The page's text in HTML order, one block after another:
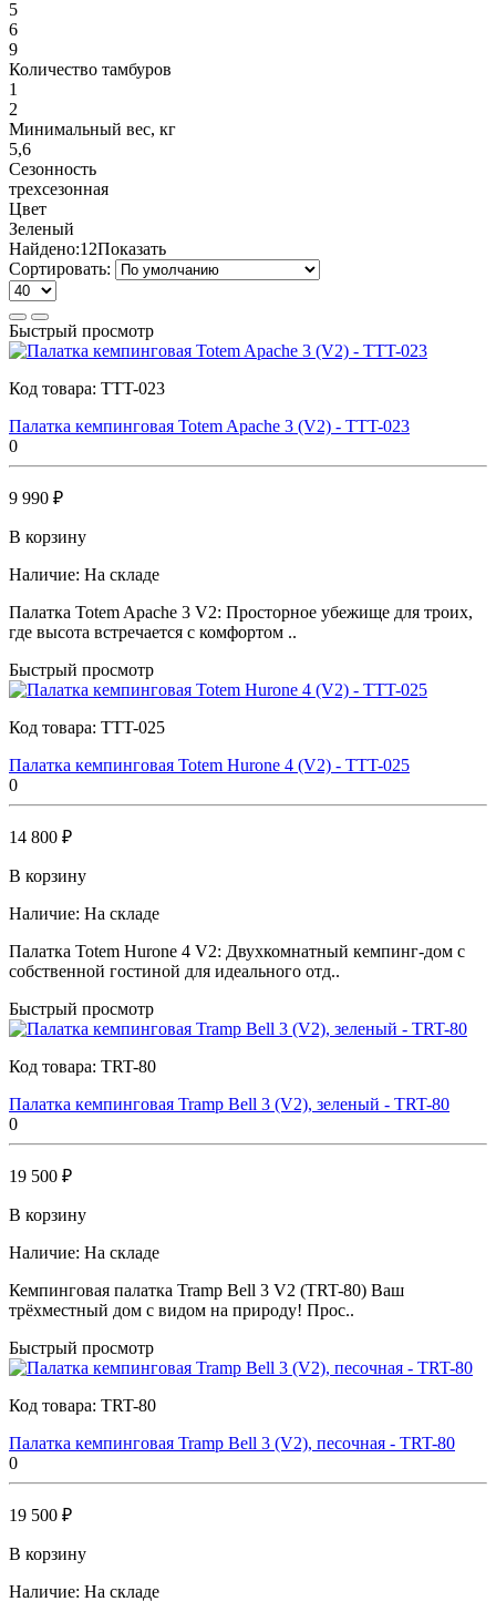
5
6
9
Количество тамбуров
1
2
Минимальный вес, кг
5,6
Сезонность
трехсезонная
Цвет
Зеленый
Найдено:12Показать
Сортировать:
Быстрый просмотр
Код товара: TTT-023
Палатка кемпинговая Totem Apache 3 (V2) - TTT-023
0
9 990 ₽
В корзину
Наличие: На складе
Палатка Totem Apache 3 V2: Просторное убежище для троих,
где высота встречается с комфортом ..
Быстрый просмотр
Код товара: TTT-025
Палатка кемпинговая Totem Hurone 4 (V2) - TTT-025
0
14 800 ₽
В корзину
Наличие: На складе
Палатка Totem Hurone 4 V2: Двухкомнатный кемпинг-дом с
собственной гостиной для идеального отд..
Быстрый просмотр
Код товара: TRT-80
Палатка кемпинговая Tramp Bell 3 (V2), зеленый - TRT-80
0
19 500 ₽
В корзину
Наличие: На складе
Кемпинговая палатка Tramp Bell 3 V2 (TRT-80) Ваш
трёхместный дом с видом на природу! Прос..
Быстрый просмотр
Код товара: TRT-80
Палатка кемпинговая Tramp Bell 3 (V2), песочная - TRT-80
0
19 500 ₽
В корзину
Наличие: На складе